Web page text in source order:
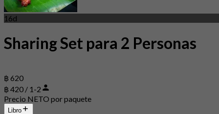
16d
Sharing Set para 2 Personas
฿ 620
฿ 420 / 1-2
Precio NETO por paquete
Libro